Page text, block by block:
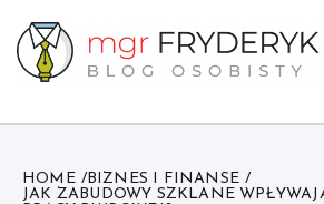
content
HOME
BIZNES I FINANSE
JAK ZABUDOWY SZKLANE